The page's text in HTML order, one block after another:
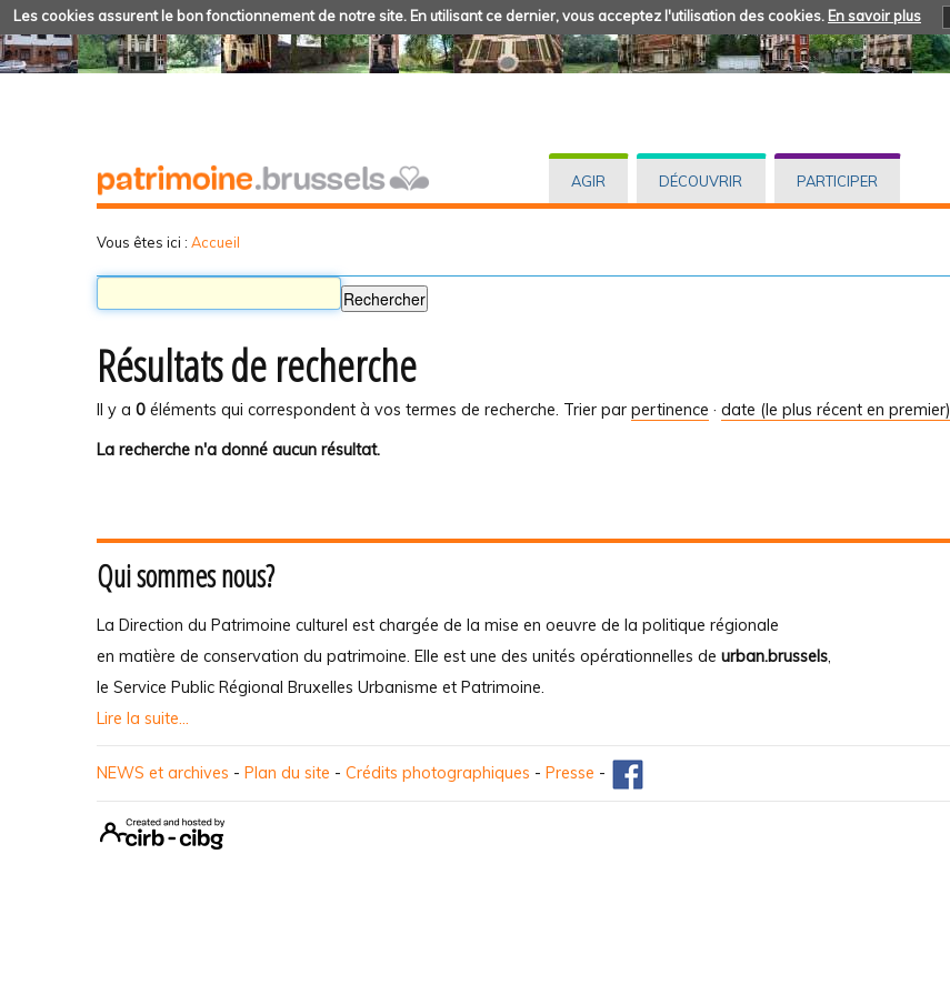
Les cookies assurent le bon fonctionnement de notre site. En utilisant ce dernier, vous acceptez l'utilisation des cookies. En savoir plus
AGIR DÉCOUVRIR PARTICIPER
Vous êtes ici : Accueil
Résultats de recherche
Il y a 0 éléments qui correspondent à vos termes de recherche. Trier par pertinence · date (le plus récent en premier)
La recherche n'a donné aucun résultat.
Qui sommes nous?
La Direction du Patrimoine culturel est chargée de la mise en oeuvre de la politique régionale
en matière de conservation du patrimoine. Elle est une des unités opérationnelles de urban.brussels,
le Service Public Régional Bruxelles Urbanisme et Patrimoine.
Lire la suite...
NEWS et archives - Plan du site - Crédits photographiques - Presse -